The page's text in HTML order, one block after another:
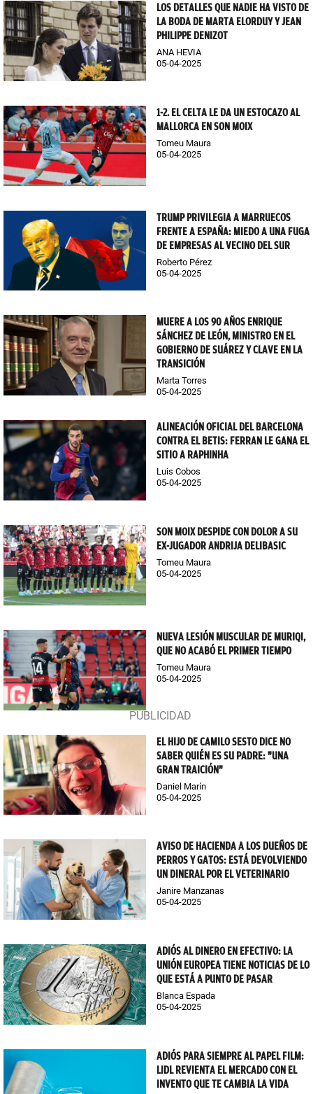
LOS DETALLES QUE NADIE HA VISTO DE
LA BODA DE MARTA ELORDUY Y JEAN
PHILIPPE DENIZOT
ANA HEVIA
05-04-2025
1-2. EL CELTA LE DA UN ESTOCAZO AL
MALLORCA EN SON MOIX
Tomeu Maura
05-04-2025
TRUMP PRIVILEGIA A MARRUECOS
FRENTE A ESPAÑA: MIEDO A UNA FUGA
DE EMPRESAS AL VECINO DEL SUR
Roberto Pérez
05-04-2025
MUERE A LOS 90 AÑOS ENRIQUE
SÁNCHEZ DE LEÓN, MINISTRO EN EL
GOBIERNO DE SUÁREZ Y CLAVE EN LA
TRANSICIÓN
Marta Torres
05-04-2025
ALINEACIÓN OFICIAL DEL BARCELONA
CONTRA EL BETIS: FERRAN LE GANA EL
SITIO A RAPHINHA
Luis Cobos
05-04-2025
SON MOIX DESPIDE CON DOLOR A SU
EX-JUGADOR ANDRIJA DELIBASIC
Tomeu Maura
05-04-2025
NUEVA LESIÓN MUSCULAR DE MURIQI,
QUE NO ACABÓ EL PRIMER TIEMPO
Tomeu Maura
05-04-2025
EL HIJO DE CAMILO SESTO DICE NO
SABER QUIÉN ES SU PADRE: "UNA
GRAN TRAICIÓN"
Daniel Marín
05-04-2025
AVISO DE HACIENDA A LOS DUEÑOS DE
PERROS Y GATOS: ESTÁ DEVOLVIENDO
UN DINERAL POR EL VETERINARIO
Janire Manzanas
05-04-2025
ADIÓS AL DINERO EN EFECTIVO: LA
UNIÓN EUROPEA TIENE NOTICIAS DE LO
QUE ESTÁ A PUNTO DE PASAR
Blanca Espada
05-04-2025
ADIÓS PARA SIEMPRE AL PAPEL FILM:
LIDL REVIENTA EL MERCADO CON EL
INVENTO QUE TE CAMBIA LA VIDA